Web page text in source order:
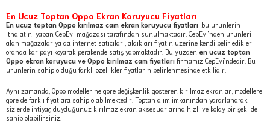
En Ucuz Toptan Oppo Ekran Koruyucu Fiyatları
En ucuz toptan Oppo kırılmaz cam ekran koruyucu fiyatları , bu ürünlerin
ithalatını yapan CepEvi mağazası tarafından sunulmaktadır. CepEvi'nden ürünleri
alan mağazalar ya da internet satıcıları, aldıkları fiyatın üzerine kendi belirledikleri
oranda kar payı koyarak perakende satış yapmaktadır. Bu yüzden en ucuz toptan
Oppo ekran koruyucu ve Oppo kırılmaz cam fiyatları firmamız CepEvi'ndedir. Bu
ürünlerin sahip olduğu farklı özellikler fiyatların belirlenmesinde etkilidir.
Aynı zamanda, Oppo modellerine göre değişkenlik gösteren kırılmaz ekranlar, modellere
göre de farklı fiyatlara sahip olabilmektedir. Toptan alım imkanından yararlanarak
sizlerde ihtiyaç duyduğunuz kırılmaz ekran aksesuarlarına hızlı ve kolay bir şekilde
sahip olabilirsiniz.